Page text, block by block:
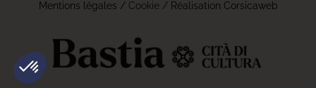
Mentions légales / Cookie/ Réalisation Corsicaweb